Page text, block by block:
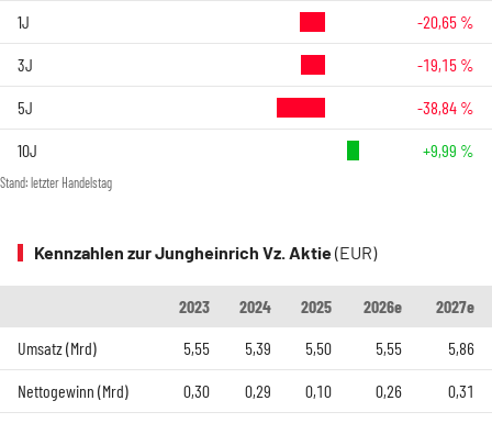
1J -20,65 %
3J -19,15 %
5J -38,84 %
10J +9,99 %
Stand: letzter Handelstag
Kennzahlen zur Jungheinrich Vz. Aktie(EUR)
2023 2024 2025 2026e
2027e
Umsatz (Mrd)
5,55 5,39 5,50 5,55 5,86
Nettogewinn (Mrd) 0,30 0,29 0,10 0,26 0,31